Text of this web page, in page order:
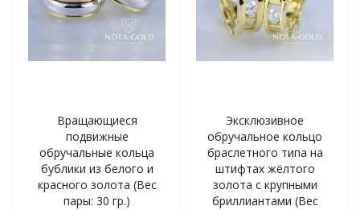
Вращающиеся
подвижные
обручальные кольца
бублики из белого и
красного золота (Вес
пары: 30 гр.)
Эксклюзивное
обручальное кольцо
браслетного типа на
штифтах жёлтого
золота с крупными
бриллиантами (Вес